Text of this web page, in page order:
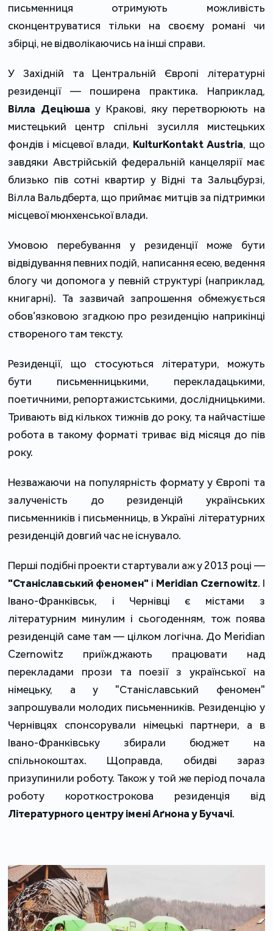
письменниця отримують можливість
сконцентруватися тільки на своєму романі чи
збірці, не відволікаючись на інші справи.
У Західній та Центральній Європі літературні
резиденції ― поширена практика. Наприклад,
Вілла Деціюша у Кракові, яку перетворюють на
мистецький центр спільні зусилля мистецьких
фондів і місцевої влади, KulturKontakt Austria, що
завдяки Австрійській федеральній канцелярії має
близько пів сотні квартир у Відні та Зальцбурзі,
Вілла Вальдберта, що приймає митців за підтримки
місцевої мюнхенської влади.
Умовою перебування у резиденції може бути
відвідування певних подій, написання есею, ведення
блогу чи допомога у певній структурі (наприклад,
книгарні). Та зазвичай запрошення обмежується
обов’язковою згадкою про резиденцію наприкінці
створеного там тексту.
Резиденції, що стосуються літератури, можуть
бути письменницькими, перекладацькими,
поетичними, репортажистськими, дослідницькими.
Тривають від кількох тижнів до року, та найчастіше
робота в такому форматі триває від місяця до пів
року.
Незважаючи на популярність формату у Європі та
залученість до резиденцій українських
письменників і письменниць, в Україні літературних
резиденцій довгий час не існувало.
Перші подібні проекти стартували аж у 2013 році ―
"Станіславський феномен" і Meridian Czernowitz. І
Івано-Франківськ, і Чернівці є містами з
літературним минулим і сьогоденням, тож поява
резиденцій саме там ― цілком логічна. До Meridian
Czernowitz приїжджають працювати над
перекладами прози та поезії з української на
німецьку, а у "Станіславський феномен"
запрошували молодих письменників. Резиденцію у
Чернівцях спонсорували німецькі партнери, а в
Івано-Франківську збирали бюджет на
спільнокоштах. Щоправда, обидві зараз
призупинили роботу. Також у той же період почала
роботу короткострокова резиденція від
Літературного центру імені Аґнона у Бучачі.